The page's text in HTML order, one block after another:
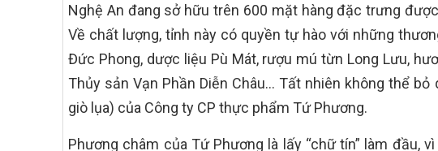
Nghệ An đang sở hữu trên 600 mặt hàng đặc trưng
Về chất lượng, tỉnh này có quyền tự hào với những
Đức Phong, dược liệu Pù Mát, rượu mú từn Long Lưu,
Thủy sản Vạn Phần Diễn Châu… Tất nhiên không thể
giò lụa) của Công ty CP thực phẩm Tứ Phương.
Phương châm của Tứ Phương là lấy “chữ tín” làm đầu,